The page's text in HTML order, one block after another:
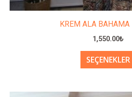
KREM ALA BAHAMA
1,550.00₺
SEÇENEKLER